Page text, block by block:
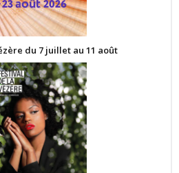
du 7 juillet au 11 août